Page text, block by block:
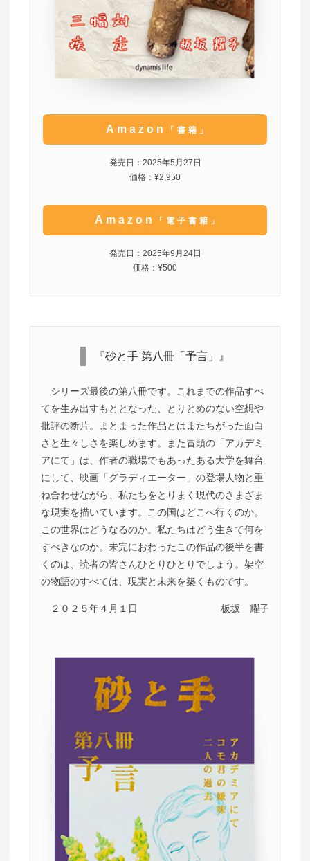
Amazon 「書籍」
発売日：2025年5月27日
価格：¥2,950
Amazon 「電子書籍」
発売日：2025年9月24日
価格：¥500
『砂と手 第八冊「予言」』
シリーズ最後の第八冊です。これまでの作品すべ
てを生み出すもととなった、とりとめのない空想や
批評の断片。まとまった作品とはまたちがった面白
さと生々しさを楽しめます。また冒頭の「アカデミ
アにて」は、作者の職場でもあったある大学を舞台
にして、映画「グラディエーター」の登場人物と重
ね合わせながら、私たちをとりまく現代のさまざま
な現実を描いています。この国はどこへ行くのか。
この世界はどうなるのか。私たちはどう生きて何を
すべきなのか。未完におわったこの作品の後半を書
くのは、読者の皆さんひとりひとりでしょう。架空
の物語のすべては、現実と未来を築くものです。
２０２５年４月１日 板坂 耀子